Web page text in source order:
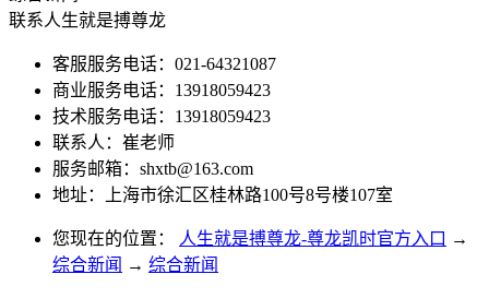
联系人生就是搏尊龙
客服服务电话：021-64321087
商业服务电话：13918059423
技术服务电话：13918059423
联系人：崔老师
服务邮箱： shxtb@163.com
地址：上海市徐汇区桂林路100号8号楼107室
您现在的位置： 人生就是搏尊龙-尊龙凯时官方入口 →
综合新闻 → 综合新闻